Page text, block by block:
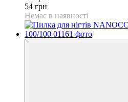
54 грн
Немає в наявності